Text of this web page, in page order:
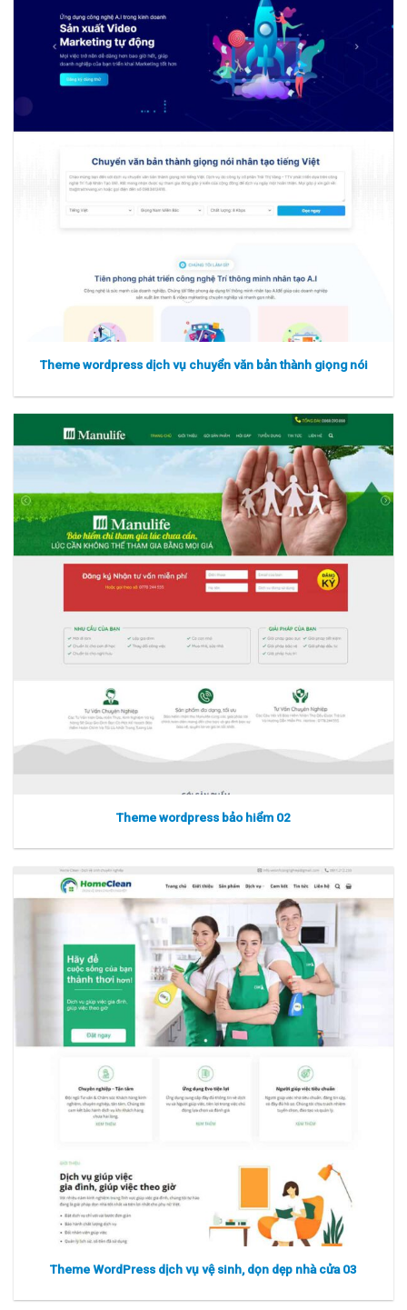
Xem thực tế Xem chi tiết
Theme wordpress dịch vụ chuyển văn bản thành giọng nói
Xem thực tế Xem chi tiết
Theme wordpress bảo hiểm 02
Theme WordPress dịch vụ vệ sinh, dọn dẹp nhà cửa 03